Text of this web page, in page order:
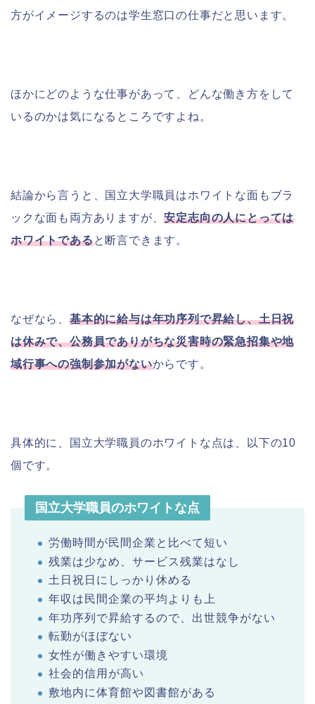
方がイメージするのは学生窓口の仕事だと思います。
ほかにどのような仕事があって、どんな働き方をして
いるのかは気になるところですよね。
結論から言うと、国立大学職員はホワイトな面もブラ
ックな面も両方ありますが、安定志向の人にとっては
ホワイトであると断言できます。
なぜなら、 基本的に給与は年功序列で昇給し、土日祝
は休みで、公務員でありがちな災害時の緊急招集や地
域行事への強制参加がないからです。
具体的に、国立大学職員のホワイトな点は、以下の10
個です。
国立大学職員のホワイトな点
労働時間が民間企業と比べて短い
残業は少なめ、サービス残業はなし
土日祝日にしっかり休める
年収は民間企業の平均よりも上
年功序列で昇給するので、出世競争がない
転勤がほぼない
女性が働きやすい環境
社会的信用が高い
敷地内に体育館や図書館がある